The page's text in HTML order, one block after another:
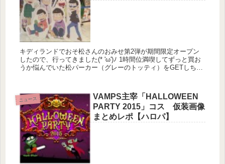
キディランドでおそ松さんのおみせ第2弾が期間限定オープン
したので、行ってきました(* 'ω')ﾉ 1時間位満喫してずっと買お
うか悩んでいた松パーカー（グレーのトッティ）をGETしちゃ
ニュース
VAMPS主宰「HALLOWEEN
PARTY 2015」コス 仮装画像
まとめレポ【ハロパ】